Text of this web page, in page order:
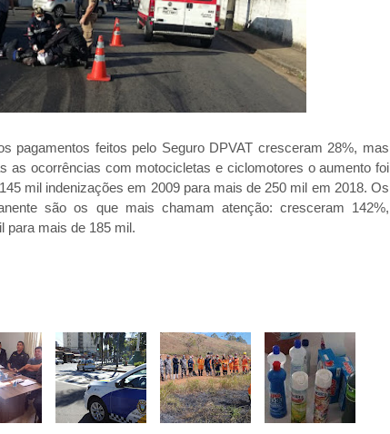
pagamentos feitos pelo Seguro DPVAT cresceram 28%, mas
as ocorrências com motocicletas e ciclomotores o aumento foi
mil indenizações em 2009 para mais de 250 mil em 2018. Os
são os que mais chamam atenção: cresceram 142%,
para mais de 185 mil.